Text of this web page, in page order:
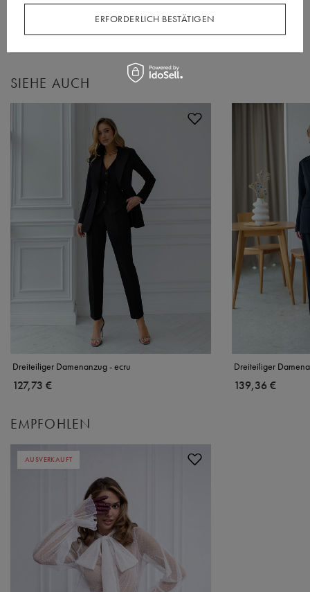
KUNDENREZENSIONEN (0)
SIEHE AUCH
Dreiteiliger Damenanzug - ecru
127,73 €
Dreiteiliger
139,36 €
EMPFOHLEN
AUSVERKAUFT
ERFORDERLICH BESTÄTIGEN